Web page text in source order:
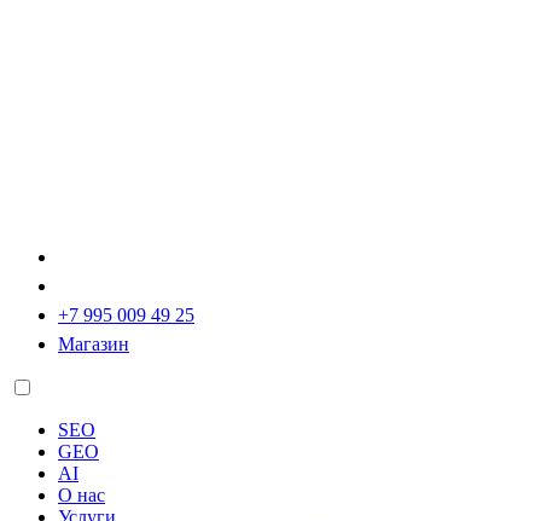
+7 995 009 49 25
Магазин
SEO
GEO
AI
О нас
Услуги